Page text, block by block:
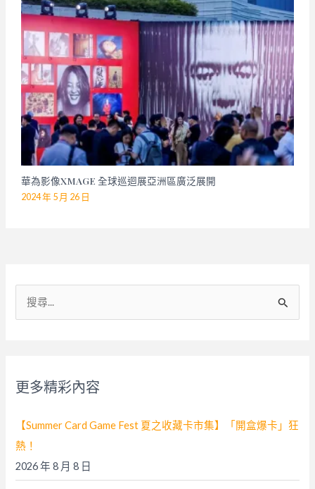
華為影像XMAGE 全球巡迴展亞洲區廣泛展開
2024 年 5 月 26 日
:
更多精彩內容
【Summer Card Game Fest 夏之收藏卡市集】「開盒爆卡」狂
熱！
2026 年 8 月 8 日